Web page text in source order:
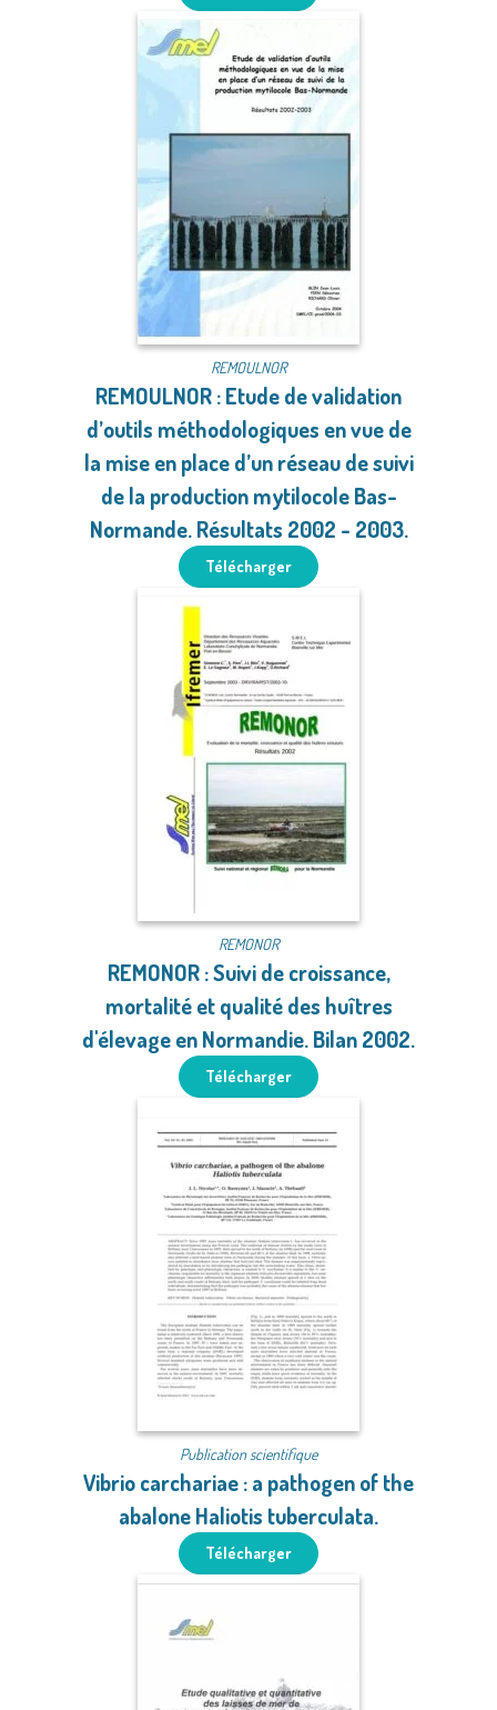
REMOULNOR
REMOULNOR : Etude de validation
d’outils méthodologiques en vue de
la mise en place d’un réseau de suivi
de la production mytilocole Bas-
Normande. Résultats 2002 - 2003.
Télécharger
REMONOR
REMONOR : Suivi de croissance,
mortalité et qualité des huîtres
d'élevage en Normandie. Bilan 2002.
Télécharger
Publication scientifique
Vibrio carchariae : a pathogen of the
abalone Haliotis tuberculata.
Télécharger